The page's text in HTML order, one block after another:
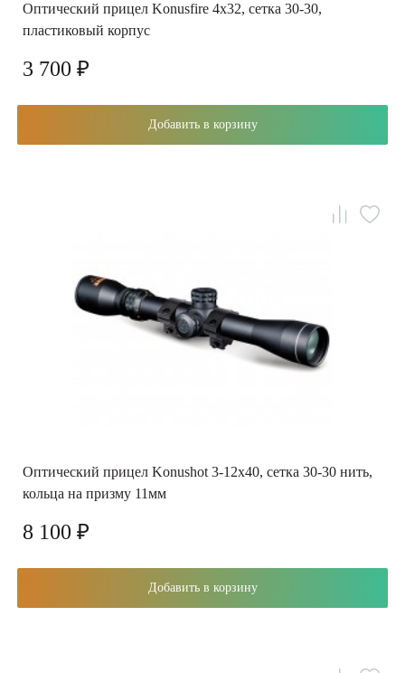
Оптический прицел Konusfire 4x32, сетка 30-30,
пластиковый корпус
3 700 ₽
Добавить в корзину
Оптический прицел Konushot 3-12x40, сетка 30-30 нить,
кольца на призму 11мм
8 100 ₽
Добавить в корзину